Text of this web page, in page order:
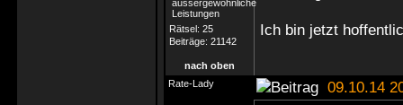
Rätsel: 25
Beiträge: 21142
Ich bin jetzt
nach oben
Rate-Lady
09.10.14